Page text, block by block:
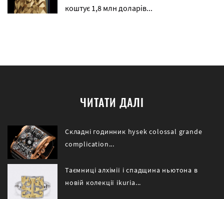
коштує 1,8 млн доларів...
ЧИТАТИ ДАЛІ
Складні годинник hysek colossal grande
complication...
Таємниці алхімії і спадщина ньютона в
новій колекції ikuria...